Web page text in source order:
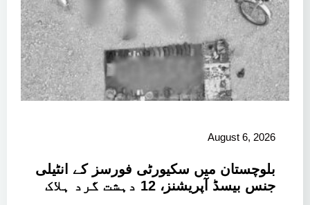
August 6, 2026
بلوچستان میں سکیورٹی فورسز کے انٹیلی
جنس بیسڈ آپریشنز، 12 دہشت گرد ہلاک